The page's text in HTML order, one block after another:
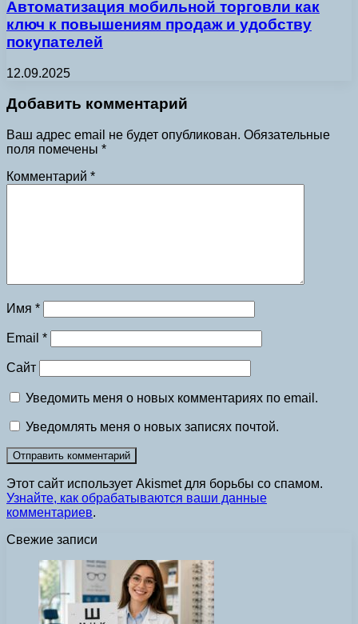
Автоматизация мобильной торговли как
ключ к повышениям продаж и удобству
покупателей
12.09.2025
Добавить комментарий
Ваш адрес email не будет опубликован. Обязательные
поля помечены *
Комментарий *
Имя *
Email *
Сайт
Уведомить меня о новых комментариях по email.
Уведомлять меня о новых записях почтой.
Этот сайт использует Akismet для борьбы со спамом.
Узнайте, как обрабатываются ваши данные
комментариев.
Свежие записи